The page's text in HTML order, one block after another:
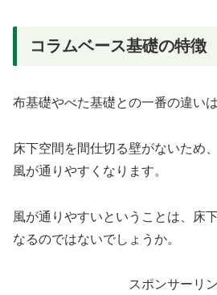
コラムベース基礎の特徴
布基礎やべた基礎との一番の違い
床下空間を間仕切る壁がないため
風が通りやすくなります。
風が通りやすいということは、床
なるのではないでしょうか。
スポンサーリ